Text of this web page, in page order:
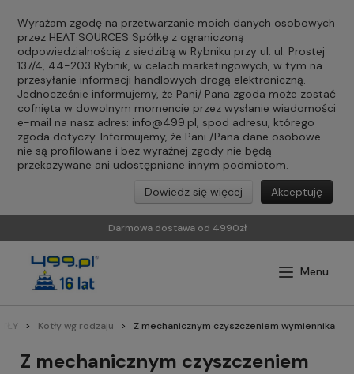
Wyrażam zgodę na przetwarzanie moich danych osobowych
przez HEAT SOURCES Spółkę z ograniczoną
odpowiedzialnością z siedzibą w Rybniku przy ul. ul. Prostej
137/4, 44-203 Rybnik, w celach marketingowych, w tym na
przesyłanie informacji handlowych drogą elektroniczną.
Jednocześnie informujemy, że Pani/ Pana zgoda może zostać
cofnięta w dowolnym momencie przez wysłanie wiadomości
e-mail na nasz adres: info@499.pl, spod adresu, którego
zgoda dotyczy. Informujemy, że Pani /Pana dane osobowe
nie są profilowane i bez wyraźnej zgody nie będą
przekazywane ani udostępniane innym podmiotom.
Akceptuję
Dowiedz się więcej
Darmowa dostawa od 4990zł
Kotły wg rodzaju Z mechanicznym czyszczeniem wymiennika
Z mechanicznym czyszczeniem